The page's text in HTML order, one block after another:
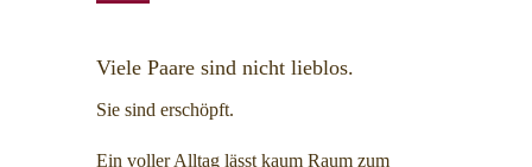
Viele Paare sind nicht lieblos.
Sie sind erschöpft.
Ein voller Alltag lässt kaum Raum zum